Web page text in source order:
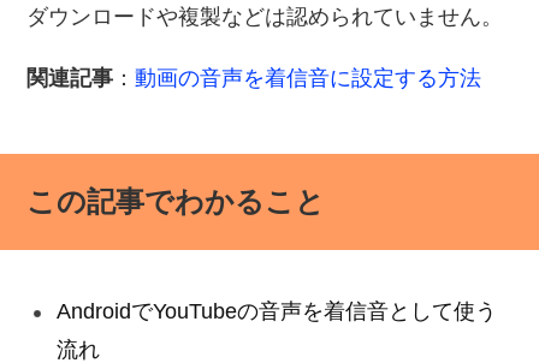
ダウンロードや複製などは認められていません。
関連記事 ：動画の音声を着信音に設定する方法
この記事でわかること
AndroidでYouTubeの音声を着信音として使う
流れ